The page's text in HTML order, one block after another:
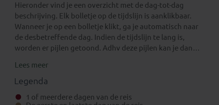
Hieronder vind je een overzicht met de dag-tot-dag
beschrijving. Elk bolletje op de tijdslijn is aanklikbaar.
Wanneer je op een bolletje klikt, ga je automatisch naar
de desbetreffende dag. Indien de tijdslijn te lang is,
worden er pijlen getoond. Adhv deze pijlen kan je dan
Een verlenging voor na de reis
Eventuele standaard verlengingen van deze rondreis
kun je vinden onder het aparte tabblad ‘Verlengingen’.
Daarnaast is het mogelijk om bij boeking (in het
Lees meer
Legenda
1 of meerdere dagen van de reis